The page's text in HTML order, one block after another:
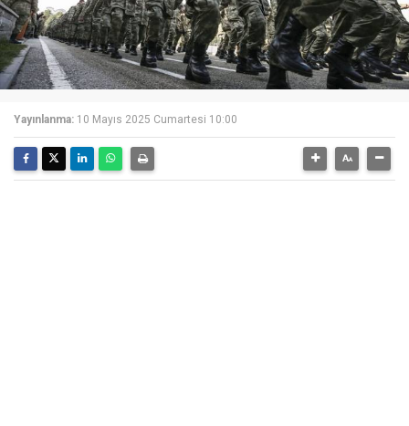
Yayınlanma: 10 Mayıs 2025 Cumartesi 10:00